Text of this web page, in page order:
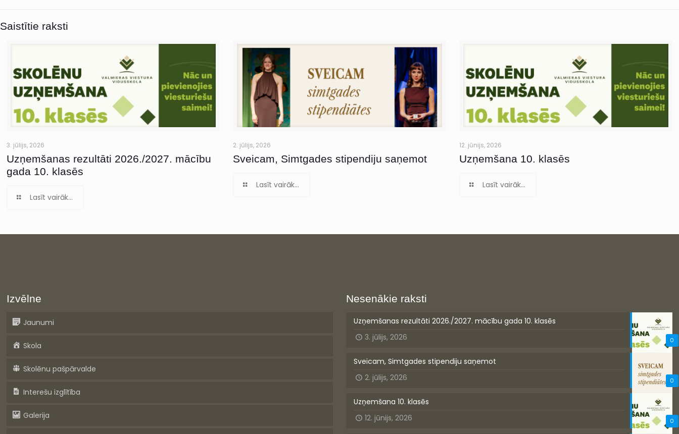
Saistītie raksti
3. jūlijs, 2026
Uzņemšanas rezultāti 2026./2027. mācību
gada 10. klasēs
Lasīt vairāk...
2. jūlijs, 2026
Sveicam, Simtgades stipendiju saņemot
Lasīt vairāk...
12. jūnijs, 2026
Uzņemšana 10. klasēs
Lasīt vairāk...
Izvēlne
Jaunumi
Skola
Skolēnu pašpārvalde
Interešu izglītība
Galerija
Nesenākie raksti
0
Uzņemšanas rezultāti 2026./2027. mācību gada 10. klasēs
3. jūlijs, 2026
0
Sveicam, Simtgades stipendiju saņemot
2. jūlijs, 2026
0
Uzņemšana 10. klasēs
12. jūnijs, 2026